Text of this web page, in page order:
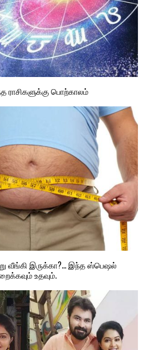
ராசிகளுக்கு பொற்காலம்
வீங்கி இருக்கா?… இந்த ஸ்பெஷல்
உதவும்.